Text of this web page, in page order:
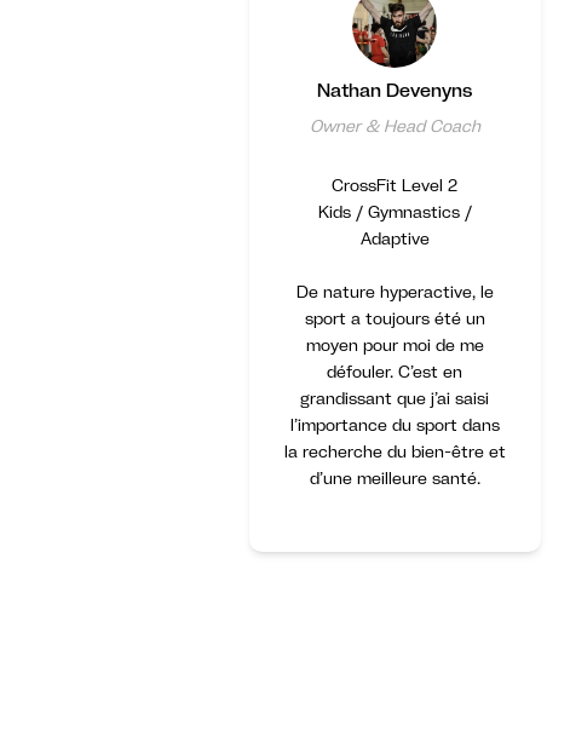
Nathan Devenyns
Owner & Head Coach
CrossFit Level 2
Kids / Gymnastics /
Adaptive
De nature hyperactive, le
sport a toujours été un
moyen pour moi de me
défouler. C’est en
grandissant que j’ai saisi
l’importance du sport dans
la recherche du bien-être et
d’une meilleure santé.